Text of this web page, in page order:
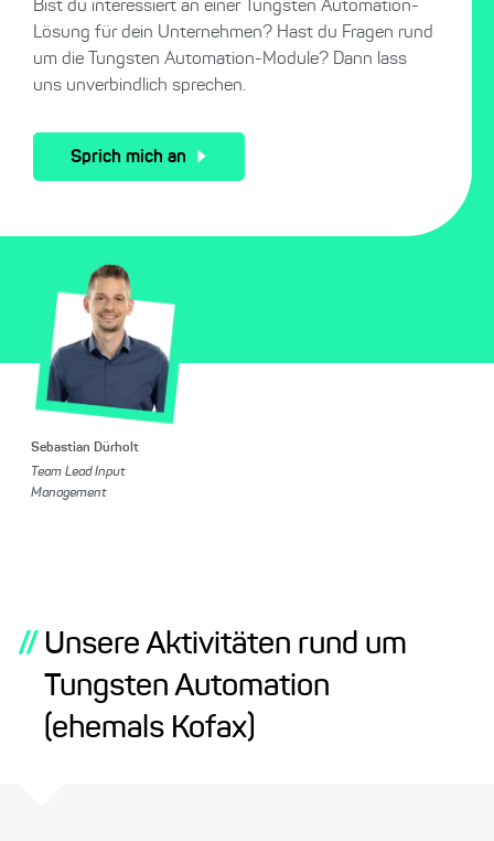
Bist du interessiert an einer Tungsten Automation-
Lösung für dein Unternehmen? Hast du Fragen rund
um die Tungsten Automation-Module? Dann lass
uns unverbindlich sprechen.
Sprich mich an
Sebastian Dürholt
Team Lead Input
Management
// Unsere Aktivitäten rund um
Tungsten Automation
(ehemals Kofax)